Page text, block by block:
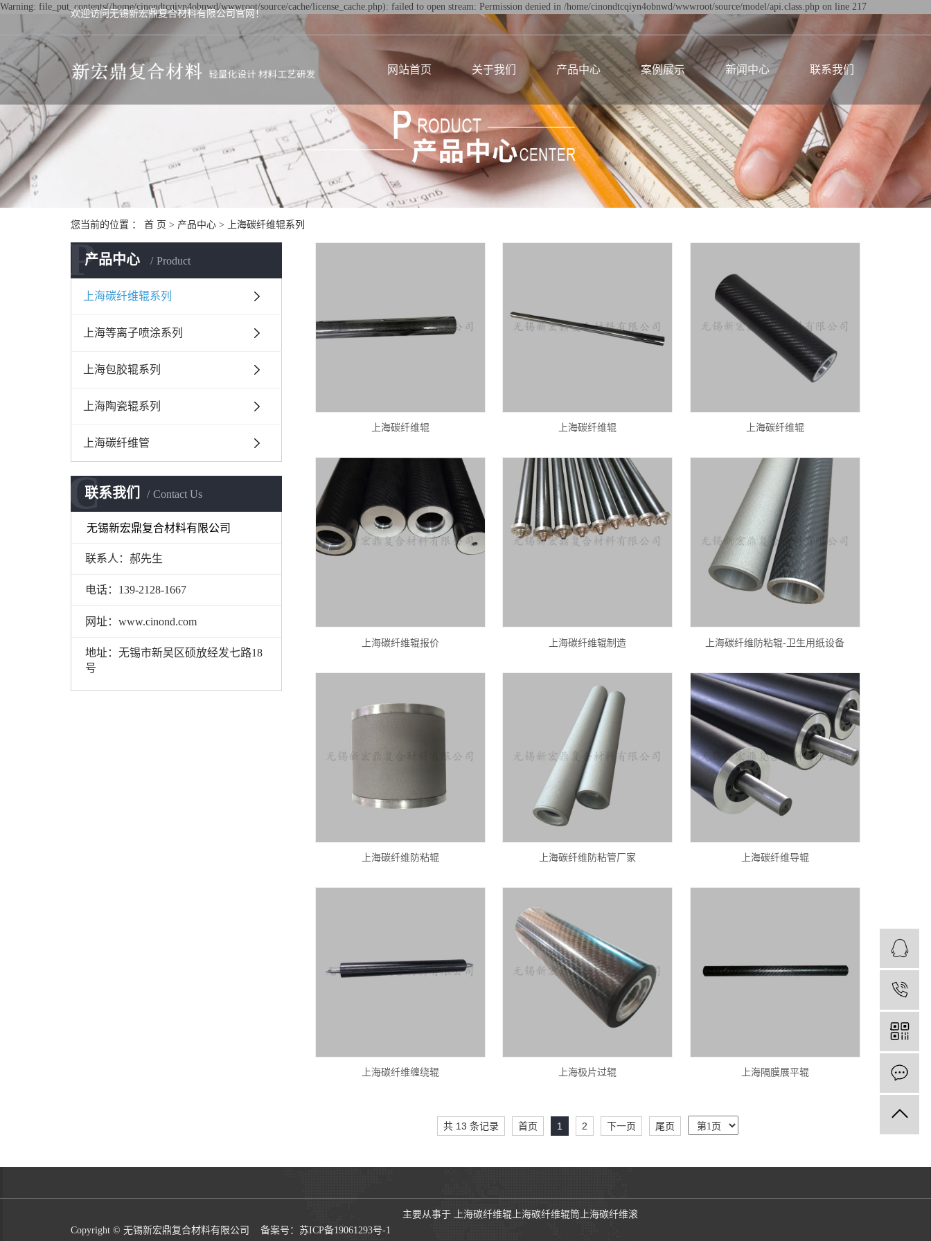
Warning: file_put_contents(/home/cinondtcqiyn4obnwd/wwwroot/source/cache/license_cache.php): failed to open stream: Permission denied in /home/cinondtcqiyn4obnwd/wwwroot/source/model/api.class.php on line 217
欢迎访问无锡新宏鼎复合材料有限公司官网！
网站首页 关于我们 产品中心 案例展示 新闻中心 联系我们
您当前的位置 ： 首 页 > 产品中心 > 上海碳纤维辊系列
产品中心 Product
P
上海碳纤维辊系列
上海等离子喷涂系列
上海包胶辊系列
上海陶瓷辊系列
上海碳纤维管
联系我们 Contact Us
C
无锡新宏鼎复合材料有限公司
联系人：郝先生
电话：139-2128-1667
网址：www.cinond.com
地址：无锡市新吴区硕放经发七路18
号
上海碳纤维辊 上海碳纤维辊 上海碳纤维辊
上海碳纤维辊报价 上海碳纤维辊制造 上海碳纤维防粘辊-卫生用纸设备
上海碳纤维防粘辊 上海碳纤维防粘管厂家 上海碳纤维导辊
上海碳纤维缠绕辊 上海极片过辊 上海隔膜展平辊
共 13 条记录 首页 1 2 下一页 尾页
Copyright © 无锡新宏鼎复合材料有限公司 备案号： 苏ICP备19061293号-1
主要从事于 上海碳纤维辊上海碳纤维辊筒 上海碳纤维滚